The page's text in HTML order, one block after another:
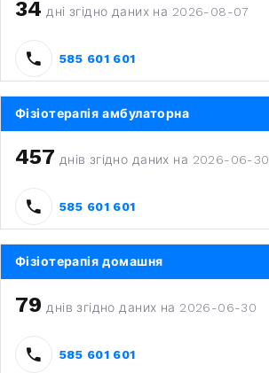
34 дні згідно даних на 2026-08-07
585 601 601
Фізіотерапія амбулаторна
457 днів згідно даних на 2026-06-30
585 601 601
Фізіотерапія домашня
79 днів згідно даних на 2026-06-30
585 601 601